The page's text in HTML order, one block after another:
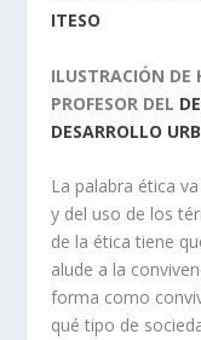
ITESO
ILUSTRACIÓN DE
PROFESOR DEL
DESARROLLO
La palabra ética
y del uso de los
de la ética tiene
alude a la
forma como
qué tipo de